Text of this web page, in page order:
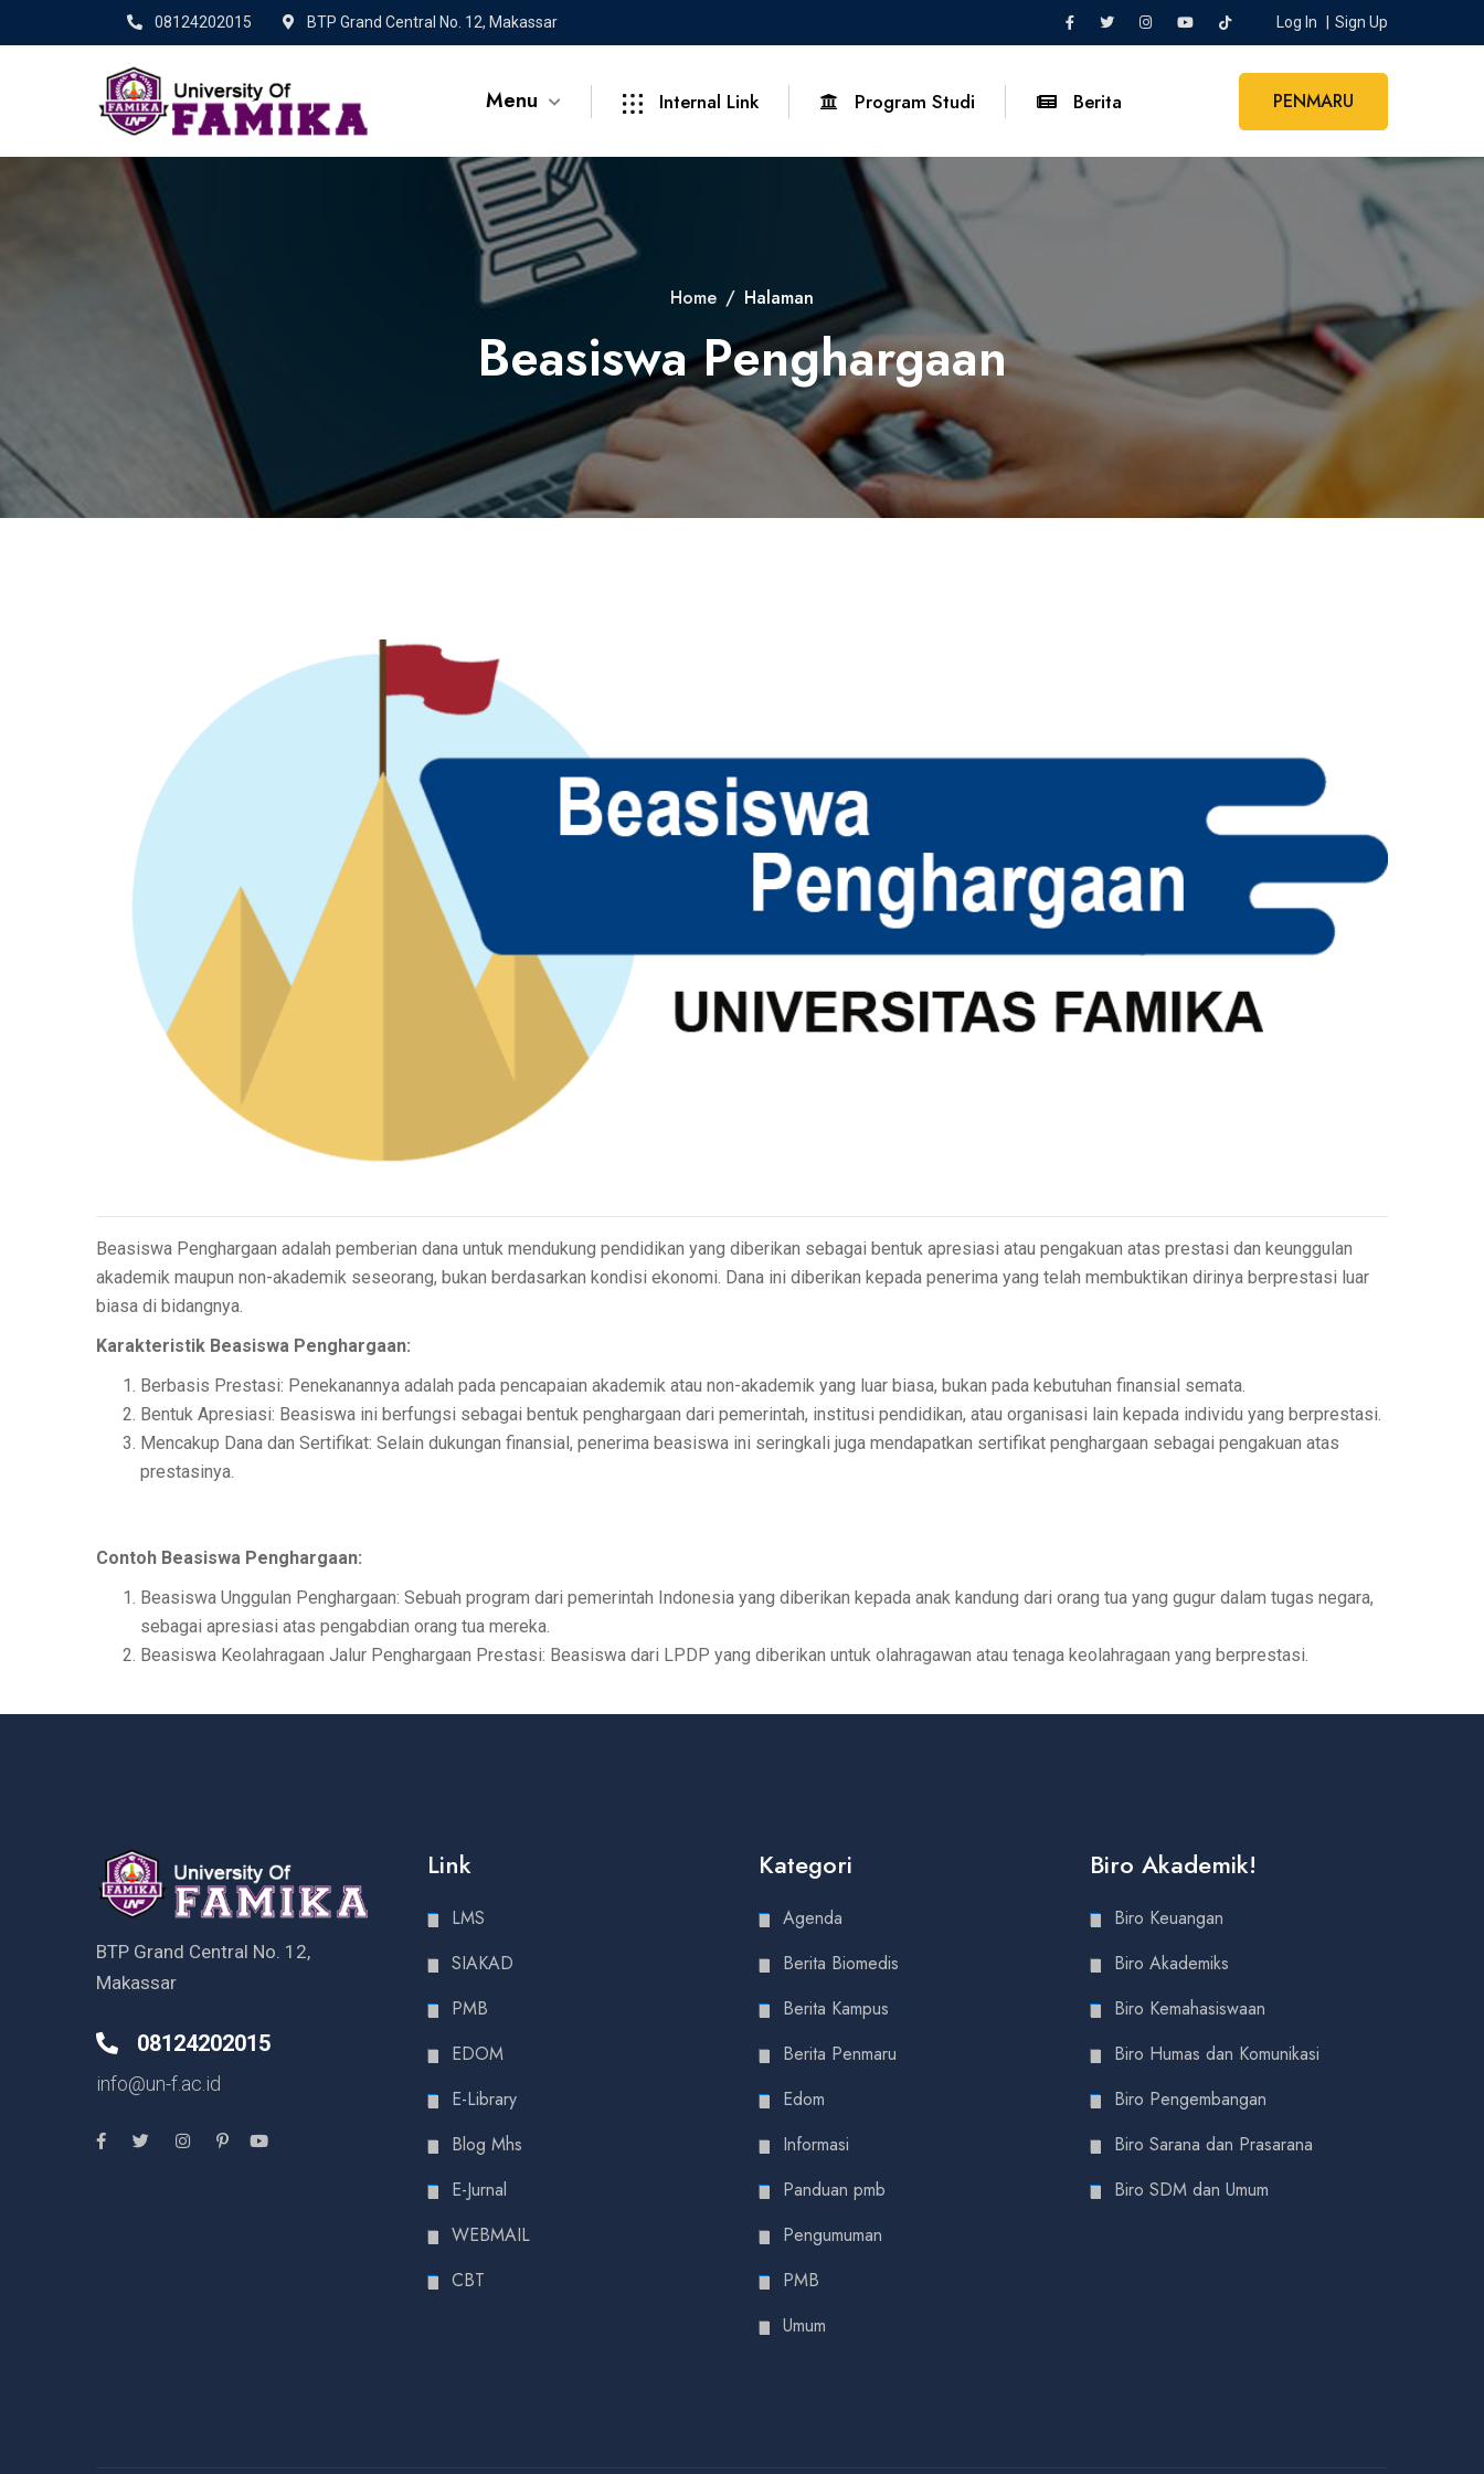
08124202015 BTP Grand Central No. 12, Makassar Log In Sign Up
Menu Internal Link Program Studi Berita PENMARU
Home Halaman
Beasiswa Penghargaan
Beasiswa Penghargaan adalah pemberian dana untuk mendukung pendidikan yang diberikan sebagai bentuk apresiasi atau pengakuan atas prestasi dan keunggulan
akademik maupun non-akademik seseorang, bukan berdasarkan kondisi ekonomi. Dana ini diberikan kepada penerima yang telah membuktikan dirinya berprestasi luar
biasa di bidangnya.
Karakteristik Beasiswa Penghargaan:
Berbasis Prestasi: Penekanannya adalah pada pencapaian akademik atau non-akademik yang luar biasa, bukan pada kebutuhan finansial semata.
Bentuk Apresiasi: Beasiswa ini berfungsi sebagai bentuk penghargaan dari pemerintah, institusi pendidikan, atau organisasi lain kepada individu yang berprestasi.
Mencakup Dana dan Sertifikat: Selain dukungan finansial, penerima beasiswa ini seringkali juga mendapatkan sertifikat penghargaan sebagai pengakuan atas
prestasinya.
Contoh Beasiswa Penghargaan:
Beasiswa Unggulan Penghargaan: Sebuah program dari pemerintah Indonesia yang diberikan kepada anak kandung dari orang tua yang gugur dalam tugas negara,
sebagai apresiasi atas pengabdian orang tua mereka.
Beasiswa Keolahragaan Jalur Penghargaan Prestasi: Beasiswa dari LPDP yang diberikan untuk olahragawan atau tenaga keolahragaan yang berprestasi.
BTP Grand Central No. 12,
Makassar
08124202015
info@un-f.ac.id
Link
LMS
SIAKAD
PMB
EDOM
E-Library
Blog Mhs
E-Jurnal
WEBMAIL
CBT
Kategori
Agenda
Berita Biomedis
Berita Kampus
Berita Penmaru
Edom
Informasi
Panduan pmb
Pengumuman
PMB
Umum
Biro Akademik!
Biro Keuangan
Biro Akademiks
Biro Kemahasiswaan
Biro Humas dan Komunikasi
Biro Pengembangan
Biro Sarana dan Prasarana
Biro SDM dan Umum